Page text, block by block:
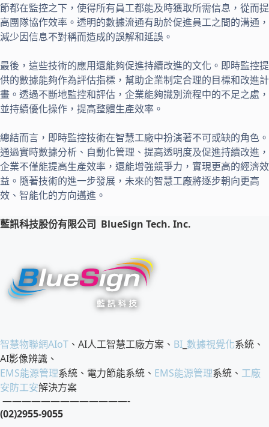
節都在監控之下，使得所有員工都能及時獲取所需信息，從而提
高團隊協作效率。透明的數據流通有助於促進員工之間的溝通，
減少因信息不對稱而造成的誤解和延誤。
最後，這些技術的應用還能夠促進持續改進的文化。即時監控提
供的數據能夠作為評估指標，幫助企業制定合理的目標和改進計
畫。透過不斷地監控和評估，企業能夠識別流程中的不足之處，
並持續優化操作，提高整體生產效率。
總結而言，即時監控技術在智慧工廠中扮演著不可或缺的角色。
通過實時數據分析、自動化管理、提高透明度及促進持續改進，
企業不僅能提高生產效率，還能增強競爭力，實現更高的經濟效
益。隨著技術的進一步發展，未來的智慧工廠將逐步朝向更高
效、智能化的方向邁進。
藍訊科技股份有限公司 BlueSign Tech. Inc.
智慧物聯網AIoT 、AI人工智慧工廠方案、 BI 數據視覺化系統、
AI影像辨識、
EMS能源管理系統、電力節能系統、 EMS能源管理系統、 工廠
安防工安解決方案
—————————————-
(02)2955-9055